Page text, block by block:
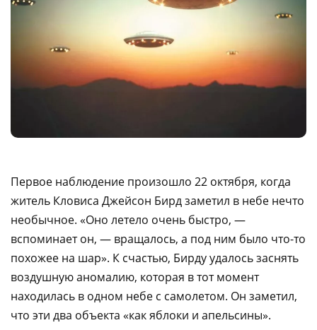
Первое наблюдение произошло 22 октября, когда
житель Кловиса Джейсон Бирд заметил в небе нечто
необычное. «Оно летело очень быстро, —
вспоминает он, — вращалось, а под ним было что-то
похожее на шар». К счастью, Бирду удалось заснять
воздушную аномалию, которая в тот момент
находилась в одном небе с самолетом. Он заметил,
что эти два объекта «как яблоки и апельсины».